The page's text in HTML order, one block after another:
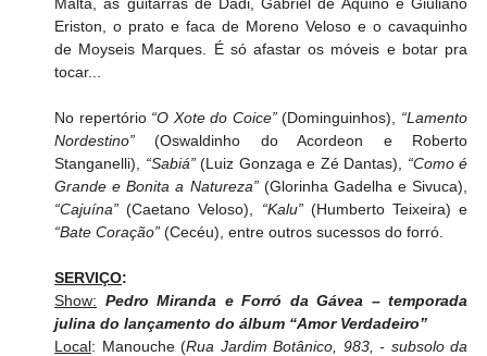
Eriston, o prato e faca de Moreno Veloso e o cavaquinho
de Moyseis Marques. É só afastar os móveis e botar pra
tocar...
No repertório “O Xote do Coice” (Dominguinhos), “Lamento
Nordestino” (Oswaldinho do Acordeon e Roberto
Stanganelli), “Sabiá” (Luiz Gonzaga e Zé Dantas), “Como é
Grande e Bonita a Natureza”
“Cajuína” (Caetano Veloso), “Kalu”
“Bate Coração” (Cecéu), entre outros sucessos do forró.
SERVIÇO:
Show: Pedro Miranda e Forró da Gávea – temporada
julina do lançamento do álbum “Amor Verdadeiro”
Local: Manouche (Rua Jardim Botânico, 983, - subsolo da